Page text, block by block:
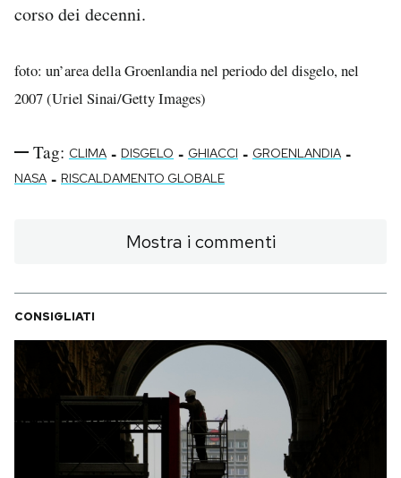
corso dei decenni.
foto: un’area della Groenlandia nel periodo del disgelo, nel
2007 (Uriel Sinai/Getty Images)
Tag: CLIMA - DISGELO - GHIACCI - GROENLANDIA -
NASA - RISCALDAMENTO GLOBALE
Mostra i commenti
CONSIGLIATI